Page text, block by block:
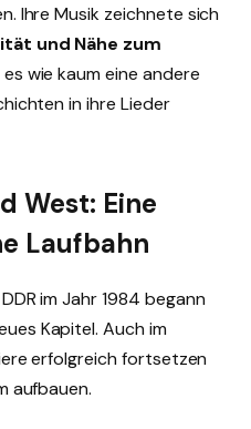
Ihre Musik zeichnete sich
und Nähe zum
wie kaum eine andere
in ihre Lieder
West: Eine
Laufbahn
im Jahr 1984 begann
Kapitel. Auch im
erfolgreich fortsetzen
aufbauen.